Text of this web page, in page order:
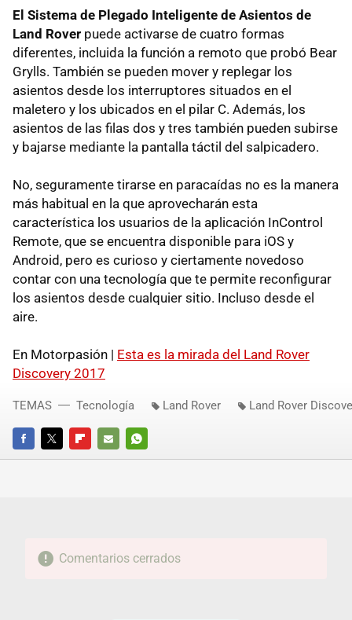
El Sistema de Plegado Inteligente de Asientos de
Land Rover puede activarse de cuatro formas
diferentes, incluida la función a remoto que probó Bear
Grylls. También se pueden mover y replegar los
asientos desde los interruptores situados en el
maletero y los ubicados en el pilar C. Además, los
asientos de las filas dos y tres también pueden subirse
y bajarse mediante la pantalla táctil del salpicadero.
No, seguramente tirarse en paracaídas no es la manera
más habitual en la que aprovecharán esta
característica los usuarios de la aplicación InControl
Remote, que se encuentra disponible para iOS y
Android, pero es curioso y ciertamente novedoso
contar con una tecnología que te permite reconfigurar
los asientos desde cualquier sitio. Incluso desde el
aire.
En Motorpasión | Esta es la mirada del Land Rover
Discovery 2017
FACEBOOKTWITTERFLIPBOARD
E-
WHATSAPP
TEMAS Tecnología Land Rover Land Rover
Comentarios cerrados